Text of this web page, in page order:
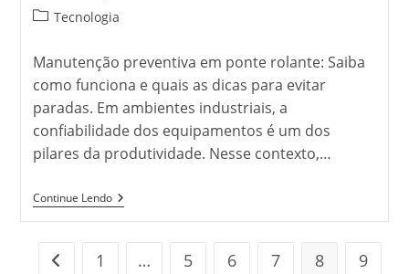
Categoria
post:
Tecnologia
Manutenção preventiva em ponte rolante: Saiba
como funciona e quais as dicas para evitar
paradas. Em ambientes industriais, a
confiabilidade dos equipamentos é um dos
pilares da produtividade. Nesse contexto,…
Continue LendoManutenção
Preventiva
Ir para a página anterior
1 … 5 6 7 8 9